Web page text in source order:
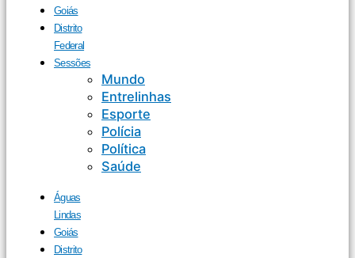
Goiás
Distrito
Federal
Sessões
Mundo
Entrelinhas
Esporte
Polícia
Política
Saúde
Águas
Lindas
Goiás
Distrito